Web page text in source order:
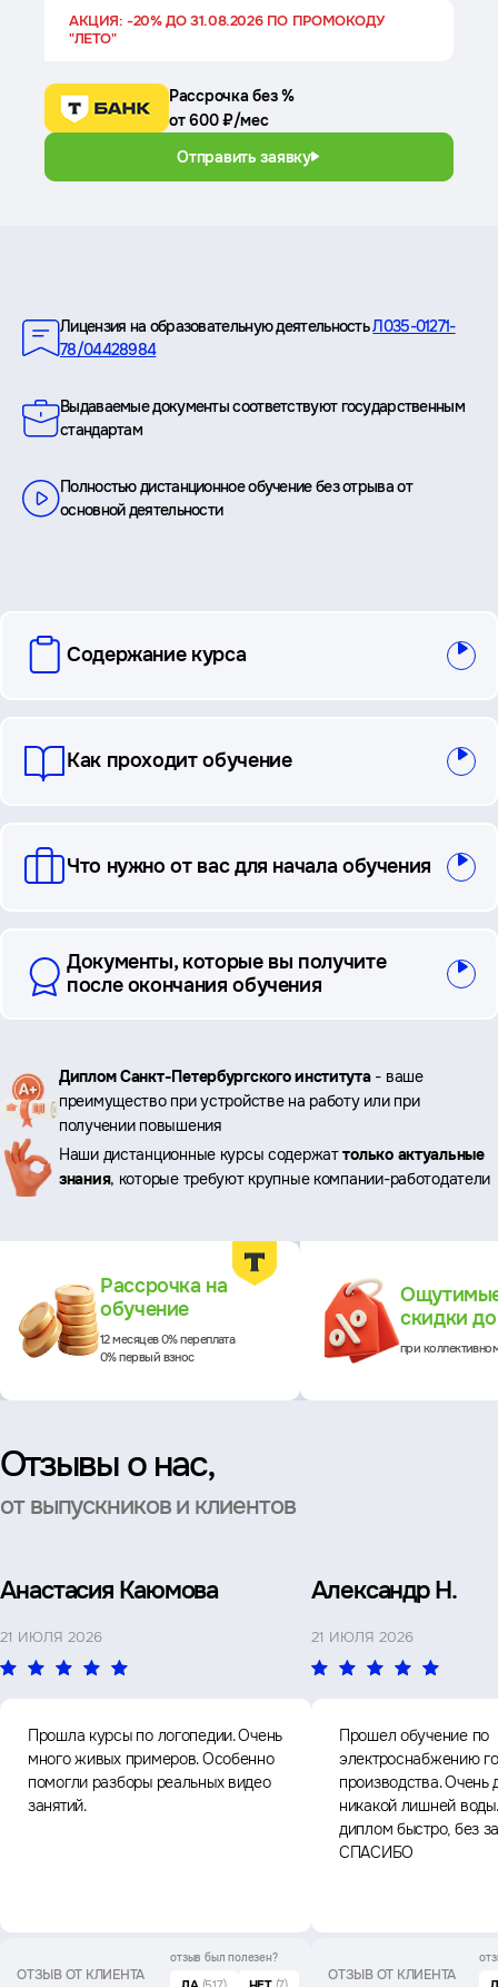
АКЦИЯ: -20% ДО 31.08.2026 ПО ПРОМОКОДУ
"ЛЕТО"
Рассрочка без %
от 600 ₽/мес
Отправить заявку
Лицензия на образовательную деятельностьЛ035-01271-
78/04428984
Выдаваемые документы соответствуют государственным
стандартам
Полностью дистанционное обучение без отрыва от
основной деятельности
вопросы
Содержание курса
Как проходит обучение
Что нужно от вас для начала обучения
Документы, которые вы получите
после окончания обучения
Ключевые
преимущества
Диплом Санкт-Петербургского института- ваше
преимущество при устройстве на работу или при
получении повышения
Наши дистанционные курсы содержаттолько актуальные
знания, которые требуют крупные компании-работодатели
Рассрочка на
обучение
12 месяцев 0% переплата
0% первый взнос
скидки
при
Отзывы о нас,
от выпускников и клиентов
Анастасия Каюмова
21 ИЮЛЯ 2026
Прошла курсы по логопедии. Очень
много живых примеров. Особенно
помогли разборы реальных видео
занятий.
ОТЗЫВ ОТ КЛИЕНТА
отзыв был полезен?
Александр Н.
21 ИЮЛЯ 2026
Прошел обучение по
электроснабжению
производства. Очень
никакой лишней
диплом быстро, без
СПАСИБО
ОТЗЫВ ОТ КЛИЕНТА